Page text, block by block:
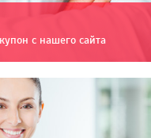
с нашего сайта